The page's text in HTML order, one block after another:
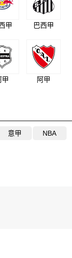
甲 巴西甲
甲 阿甲
意甲 NBA